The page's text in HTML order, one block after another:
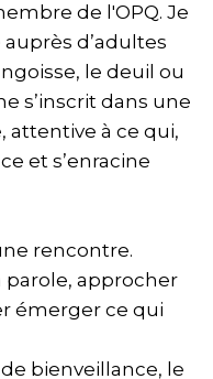
de l'OPQ. Je
d’adultes
le deuil ou
s’inscrit dans une
attentive à ce qui,
et s’enracine
rencontre.
parole, approcher
émerger ce qui
bienveillance, le